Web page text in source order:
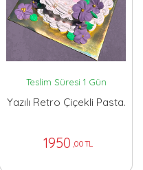
Teslim Süresi 1 Gün
Yazılı Retro Çiçekli Pasta.
1950 ,00 TL